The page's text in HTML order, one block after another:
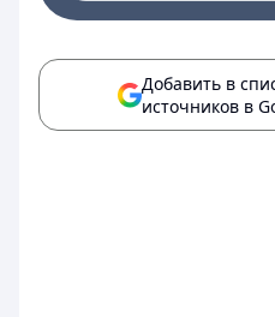
Добавить в
источников в